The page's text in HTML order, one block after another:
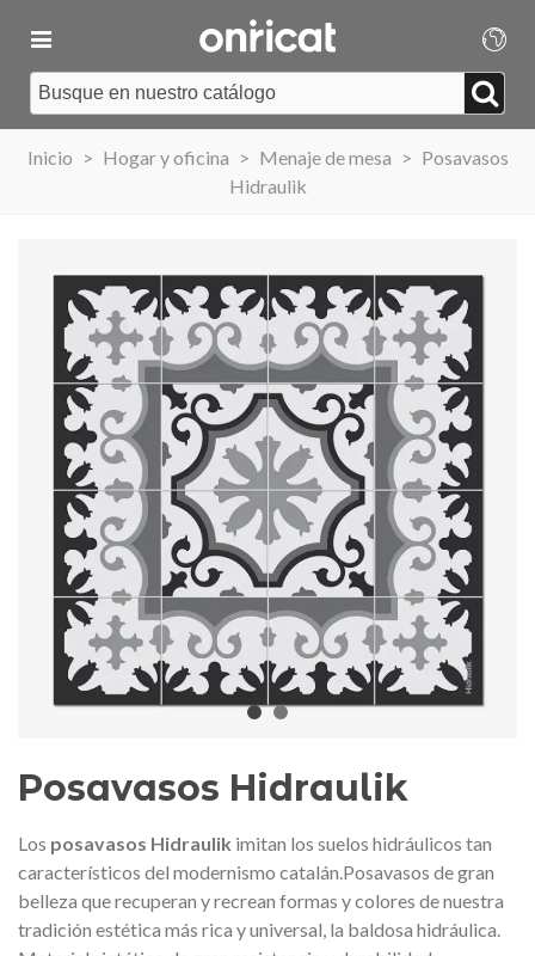
Inicio > Hogar y oficina > Menaje de mesa > Posavasos
Hidraulik
Posavasos Hidraulik
Los posavasos Hidraulik imitan los suelos hidráulicos tan
característicos del modernismo catalán.Posavasos de gran
belleza que recuperan y recrean formas y colores de nuestra
tradición estética más rica y universal, la baldosa hidráulica.
conmemorativa Gaudí 2026
– Edición limitada
89,00 € NUEVO
Añadir al carrito
Mochila Stivibags
149,00 €